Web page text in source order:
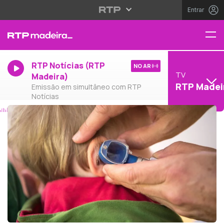
Entrar
RTP Notícias (RTP
Madeira)
Emissão em simultâneo com RTP
Notícias
NO AR
TV
RTP